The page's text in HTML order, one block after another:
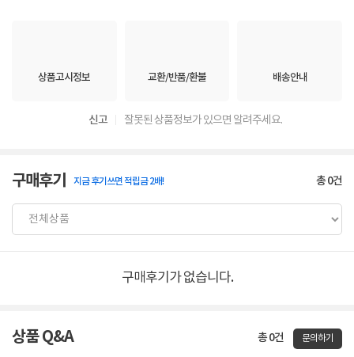
상품고시정보 교환/반품/환불 배송안내
신고 잘못된 상품정보가 있으면 알려주세요.
구매후기 지금 후기쓰면 적립금 2배! 총0건
구매후기가 없습니다.
상품 Q&A 총 0건 문의하기